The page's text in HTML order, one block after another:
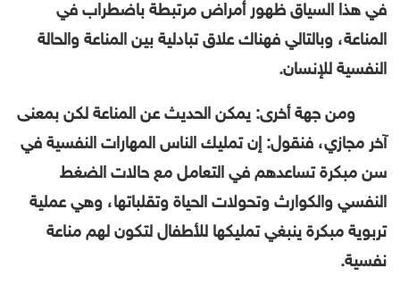
في هذا السياق ظهور أمراض مرتبطة باضطراب في
المناعة، وبالتالي فهناك علاق تبادلية بين المناعة والحالة
النفسية للإنسان.
ومن جهة أخرى: يمكن الحديث عن المناعة لكن بمعنى
آخر مجازي، فنقول: إن تمليك الناس المهارات النفسية في
سن مبكرة تساعدهم في التعامل مع حالات الضغط
النفسي والكوارث وتحولات الحياة وتقلباتها، وهي عملية
تربوية مبكرة ينبغي تمليكها للأطفال لتكون لهم مناعة
نفسية.